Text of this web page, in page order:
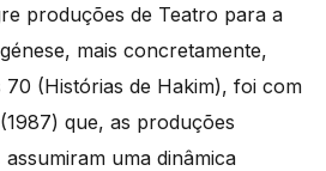
produções de Teatro para a
mais concretamente,
70 (Histórias de Hakim), foi com
que, as produções
uma dinâmica